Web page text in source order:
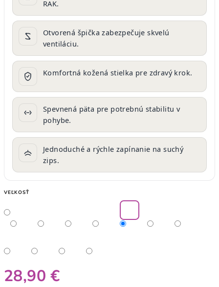
RAK.
Otvorená špička zabezpečuje skvelú
ventiláciu.
Komfortná kožená stielka pre zdravý krok.
Spevnená päta pre potrebnú stabilitu v
pohybe.
Jednoduché a rýchle zapínanie na suchý
zips.
VEĽKOSŤ
28,90 €